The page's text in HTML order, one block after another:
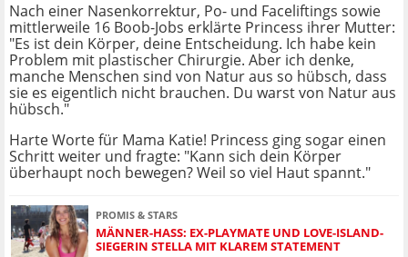
Nach einer Nasenkorrektur, Po- und Faceliftings sowie
mittlerweile 16 Boob-Jobs erklärte Princess ihrer Mutter:
"Es ist dein Körper, deine Entscheidung. Ich habe kein
Problem mit plastischer Chirurgie. Aber ich denke,
manche Menschen sind von Natur aus so hübsch, dass
sie es eigentlich nicht brauchen. Du warst von Natur aus
hübsch."
Harte Worte für Mama Katie! Princess ging sogar einen
Schritt weiter und fragte: "Kann sich dein Körper
überhaupt noch bewegen? Weil so viel Haut spannt."
PROMIS & STARS
MÄNNER-HASS: EX-PLAYMATE UND LOVE-ISLAND-
SIEGERIN STELLA MIT KLAREM STATEMENT